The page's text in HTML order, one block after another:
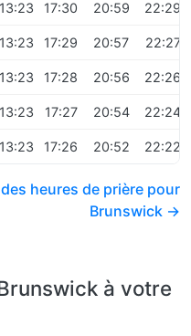
13:23 17:30 20:59 22:29
13:23 17:29 20:57 22:27
13:23 17:28 20:56 22:26
13:23 17:27 20:54 22:24
13:23 17:26 20:52 22:22
heures de prière pour
Brunswick →
à votre